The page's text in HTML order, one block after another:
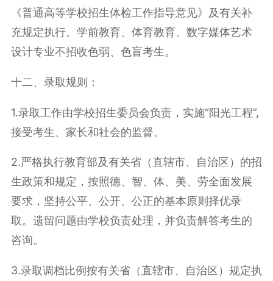
《普通高等学校招生体检工作指导意见》及有关补
充规定执行。学前教育、体育教育、数字媒体艺术
设计专业不招收色弱、色盲考生。
十二、录取规则：
1.录取工作由学校招生委员会负责，实施“阳光工程”,
接受考生、家长和社会的监督。
2.严格执行教育部及有关省（直辖市、自治区）的招
生政策和规定，按照德、智、体、美、劳全面发展
要求，坚持公平、公开、公正的基本原则择优录
取。遗留问题由学校负责处理，并负责解答考生的
咨询。
3.录取调档比例按有关省（直辖市、自治区）规定执